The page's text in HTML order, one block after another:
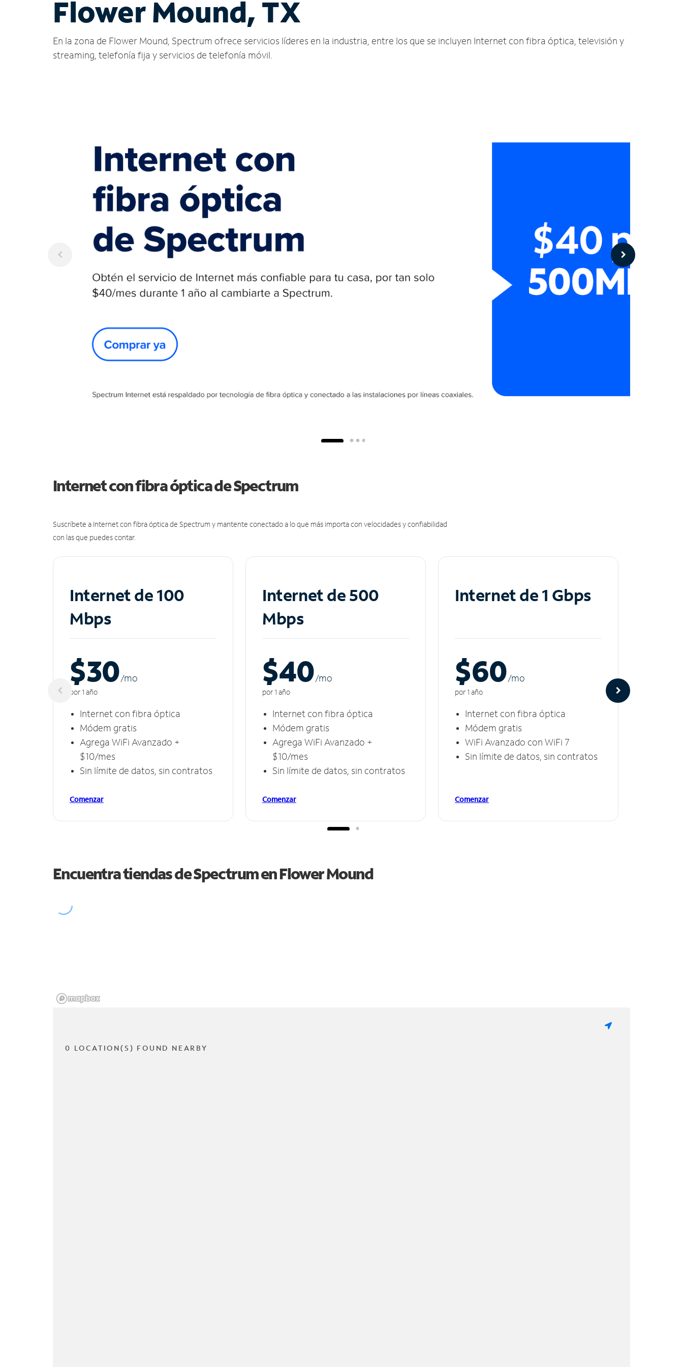
Flower Mound, TX
En la zona de Flower Mound, Spectrum ofrece servicios líderes en la industria, entre los que se incluyen Internet con fibra óptica, televisión y
streaming, telefonía fija y servicios de telefonía móvil.
Internet con fibra óptica de Spectrum
Suscríbete a Internet con fibra óptica de Spectrum y mantente conectado a lo que más importa con velocidades y confiabilidad
con las que puedes contar.
Internet de 100
Mbps
$30/mo
por 1 año
Internet con fibra óptica
Módem gratis
Agrega WiFi Avanzado +
$10/mes
Sin límite de datos, sin contratos
Comenzar
Internet de 500
Mbps
$40/mo
por 1 año
Internet con fibra óptica
Módem gratis
Agrega WiFi Avanzado +
$10/mes
Sin límite de datos, sin contratos
Comenzar
Internet de 1 Gbps
$60/mo
por 1 año
Internet con fibra óptica
Módem gratis
WiFi Avanzado con WiFi 7
Sin límite de datos, sin contratos
Comenzar
Encuentra tiendas de Spectrum enFlower Mound
0 LOCATION(S) FOUND NEARBY